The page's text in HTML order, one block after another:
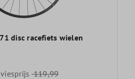
disc racefiets wielen
119,99